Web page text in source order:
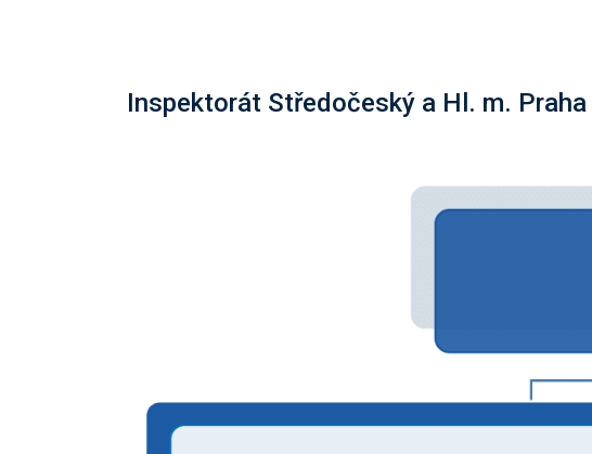
Inspektorát Středočeský a Hl. m. Praha